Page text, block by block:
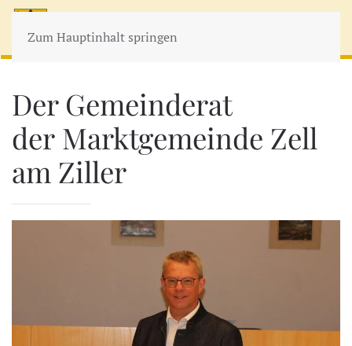
Zum Hauptinhalt springen
Der Gemeinderat
der Marktgemeinde Zell
am Ziller